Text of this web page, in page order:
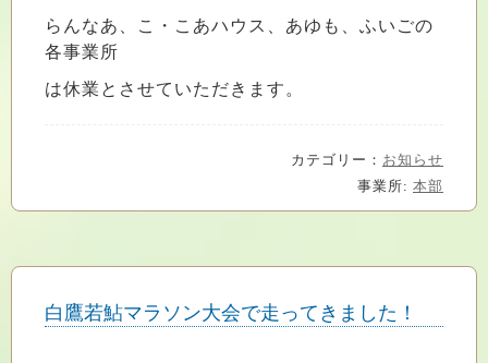
らんなあ、こ・こあハウス、あゆも、ふいごの
各事業所
は休業とさせていただきます。
カテゴリー： お知らせ
事業所: 本部
白鷹若鮎マラソン大会で走ってきました！